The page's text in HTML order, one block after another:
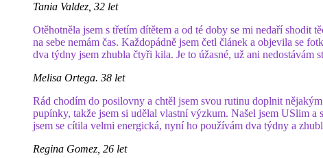
Tania Valdez, 32 let
Otěhotněla jsem s třetím dítětem a od té doby se mi nedaří
na sebe nemám čas. Každopádně jsem četl článek a objevila se
dva týdny jsem zhubla čtyři kila. Je to úžasné, už ani nedostávám
Melisa Ortega. 38 let
Rád chodím do posilovny a chtěl jsem svou rutinu doplnit
pupínky, takže jsem si udělal vlastní výzkum. Našel jsem USlim
jsem se cítila velmi energická, nyní ho používám dva týdny a
Regina Gomez, 26 let